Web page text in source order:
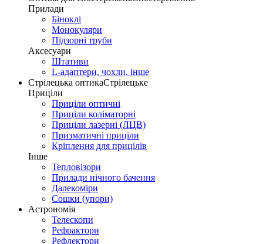
Прилади
Біноклі
Монокуляри
Підзорні труби
Аксесуари
Штативи
L-адаптери, чохли, інше
Стрілецька оптикаСтрілецьке
Приціли
Приціли оптичні
Приціли коліматорні
Приціли лазерні (ЛЦВ)
Призматичні приціли
Кріплення для прицілів
Інше
Тепловізори
Прилади нічного бачення
Далекоміри
Сошки (упори)
Астрономія
Телескопи
Рефрактори
Рефлектори